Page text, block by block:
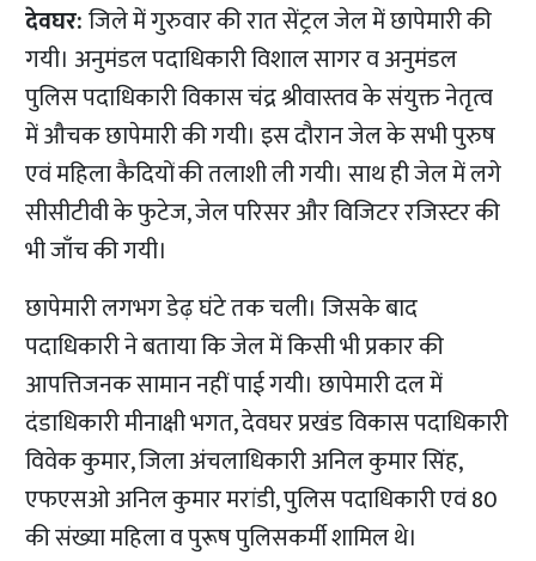
देवघर:जिले में गुरुवार की रात सेंट्रल जेल में छापेमारी की
गयी। अनुमंडल पदाधिकारी विशाल सागर व अनुमंडल
पुलिस पदाधिकारी विकास चंद्र श्रीवास्तव के संयुक्त नेतृत्व
में औचक छापेमारी की गयी। इस दौरान जेल के सभी पुरुष
एवं महिला कैदियों की तलाशी ली गयी। साथ ही जेल में लगे
सीसीटीवी के फुटेज, जेल परिसर और विजिटर रजिस्टर की
भी जाँच की गयी।
छापेमारी लगभग डेढ़ घंटे तक चली। जिसके बाद
पदाधिकारी ने बताया कि जेल में किसी भी प्रकार की
आपत्तिजनक सामान नहीं पाई गयी। छापेमारी दल में
दंडाधिकारी मीनाक्षी भगत, देवघर प्रखंड विकास पदाधिकारी
विवेक कुमार, जिला अंचलाधिकारी अनिल कुमार सिंह,
एफएसओ अनिल कुमार मरांडी, पुलिस पदाधिकारी एवं 80
की संख्या महिला व पुरूष पुलिसकर्मी शामिल थे।